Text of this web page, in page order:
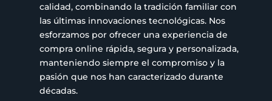
calidad, combinando la tradición familiar con
las últimas innovaciones tecnológicas. Nos
esforzamos por ofrecer una experiencia de
compra online rápida, segura y personalizada,
manteniendo siempre el compromiso y la
pasión que nos han caracterizado durante
décadas.